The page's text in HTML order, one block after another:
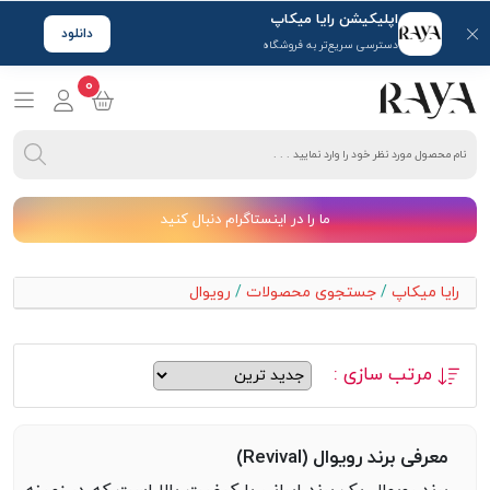
اپلیکیشن رایا میکاپ
دسترسی سریع‌تر به فروشگاه
دانلود
0
ما را در اینستاگرام دنبال کنید
رایا میکاپ / جستجوی محصولات / رویوال
مرتب سازی :
معرفی برند رویوال (Revival)